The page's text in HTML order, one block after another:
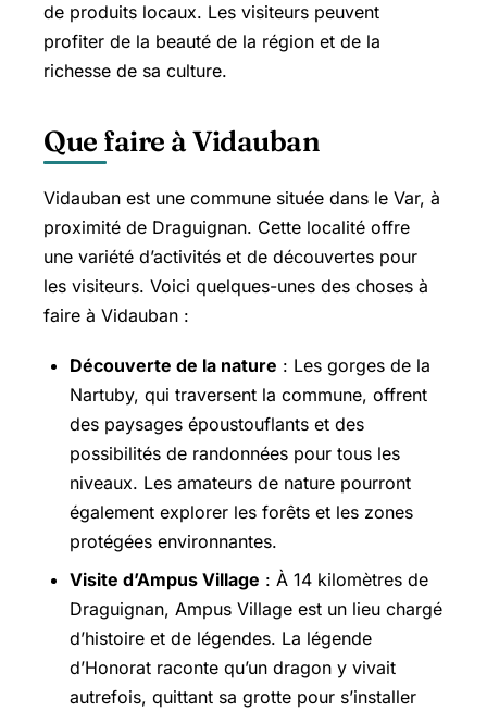
de produits locaux. Les visiteurs peuvent
profiter de la beauté de la région et de la
richesse de sa culture.
Que faire à Vidauban
Vidauban est une commune située dans le Var, à
proximité de Draguignan. Cette localité offre
une variété d’activités et de découvertes pour
les visiteurs. Voici quelques-unes des choses à
faire à Vidauban :
Découverte de la nature : Les gorges de la
Nartuby, qui traversent la commune, offrent
des paysages époustouflants et des
possibilités de randonnées pour tous les
niveaux. Les amateurs de nature pourront
également explorer les forêts et les zones
protégées environnantes.
Visite d’Ampus Village : À 14 kilomètres de
Draguignan, Ampus Village est un lieu chargé
d’histoire et de légendes. La légende
d’Honorat raconte qu’un dragon y vivait
autrefois, quittant sa grotte pour s’installer